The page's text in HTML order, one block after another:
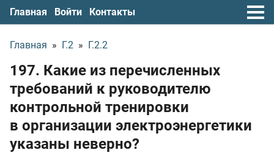
Главная Войти Контакты
Главная » Г.2 » Г.2.2
197. Какие из перечисленных
требований к руководителю
контрольной тренировки
в организации электроэнергетики
указаны неверно?